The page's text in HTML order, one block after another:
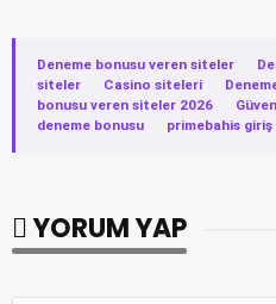
Deneme bonusu veren siteler ·
siteler
· Casino siteleri ·
bonusu veren siteler 2026
·
deneme bonusu
· primebahis giriş
YORUM YAP